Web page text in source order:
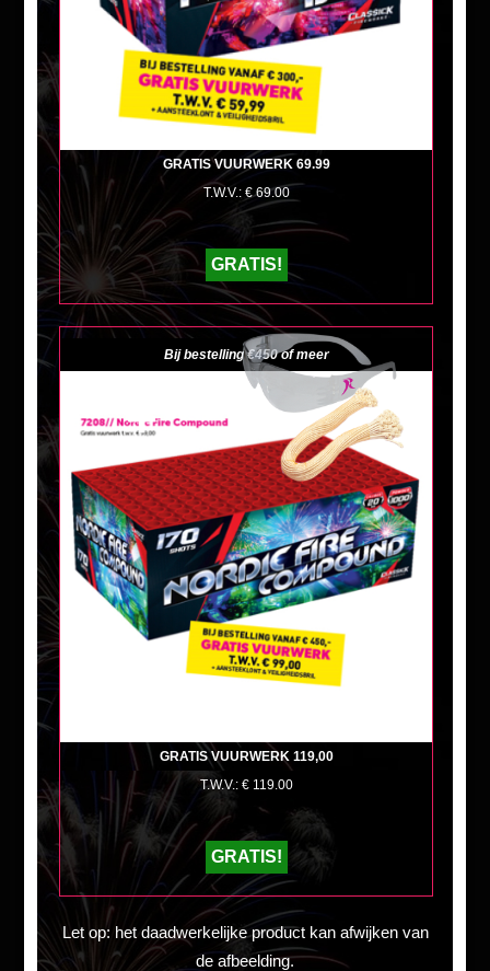
GRATIS VUURWERK 69.99
T.W.V.: € 69.00
GRATIS!
Bij bestelling €450 of meer
+
GRATIS VUURWERK 119,00
T.W.V.: € 119.00
GRATIS!
Let op: het daadwerkelijke product kan afwijken van
de afbeelding.